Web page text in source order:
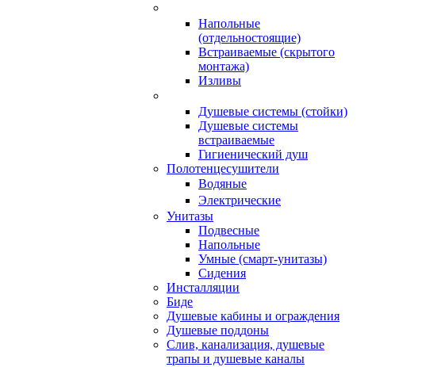
Напольные
(отдельностоящие)
Встраиваемые (скрытого
монтажа)
Изливы
Душевые системы (стойки)
Душевые системы
встраиваемые
Гигиенический душ
Полотенцесушители
ㅤВодяные
ㅤЭлектрические
Унитазы
Подвесные
Напольные
Умные (смарт-унитазы)
Сидения
Инсталляции
Биде
Душевые кабины и ограждения
Душевые поддоны
Слив, канализация, душевые
трапы и душевые каналы